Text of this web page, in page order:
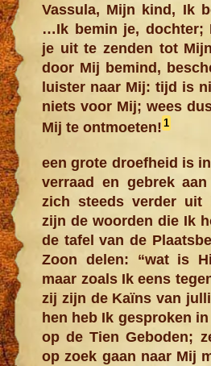
Vassula, Mijn kind, Ik
…Ik bemin je, dochter;
je uit te zenden tot
door Mij bemind,
luister naar Mij: tijd is
niets voor Mij; wees
Mij te ontmoeten!1
een grote droefheid is
verraad en gebrek
zich steeds verder
zijn de woorden die Ik
de tafel van de
Zoon delen: “wat is
maar zoals Ik eens
zij zijn de Kaïns van
hen heb Ik gesproken
op de Tien Geboden;
op zoek gaan naar Mij